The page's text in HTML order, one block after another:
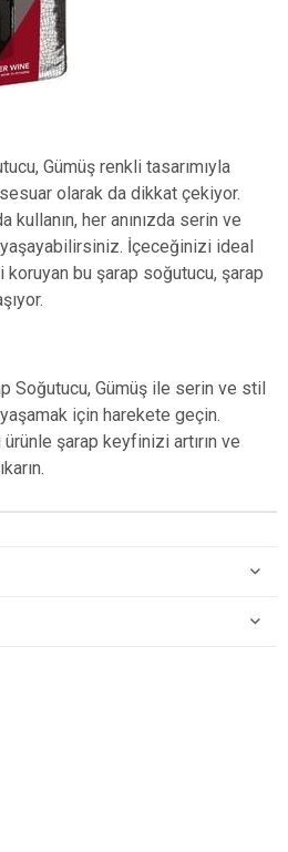
Gümüş renkli tasarımıyla
olarak da dikkat çekiyor.
her anınızda serin ve
İçeceğinizi ideal
koruyan bu şarap soğutucu, şarap
Soğutucu, Gümüş ile serin ve stil
için harekete geçin.
ürünle şarap keyfinizi artırın ve